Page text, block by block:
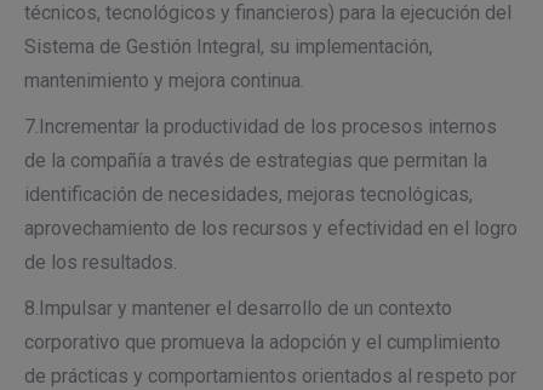
técnicos, tecnológicos y financieros) para la ejecución del
Sistema de Gestión Integral, su implementación,
mantenimiento y mejora continua.
7.Incrementar la productividad de los procesos internos
de la compañía a través de estrategias que permitan la
identificación de necesidades, mejoras tecnológicas,
aprovechamiento de los recursos y efectividad en el logro
de los resultados.
8.Impulsar y mantener el desarrollo de un contexto
corporativo que promueva la adopción y el cumplimiento
de prácticas y comportamientos orientados al respeto por